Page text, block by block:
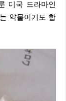
미국 드라마인
약물이기도 합